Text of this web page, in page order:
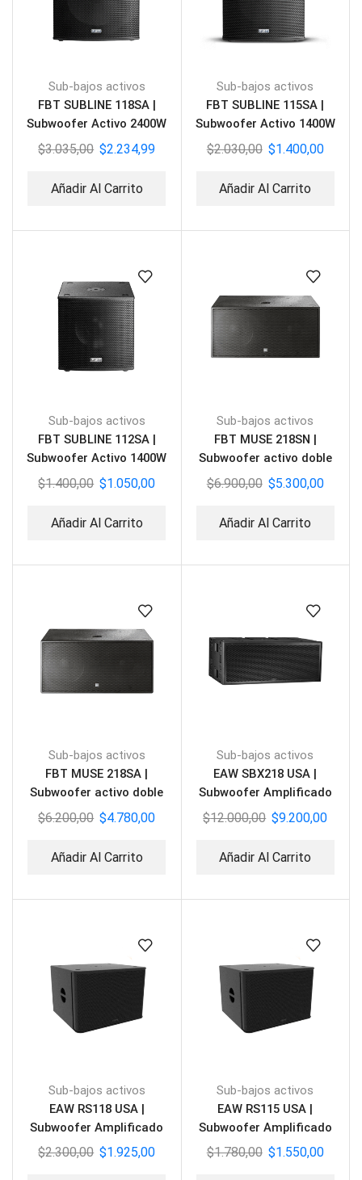
Sub-bajos activos
FBT SUBLINE 118SA |
Subwoofer Activo 2400W
$3.035,00 $2.234,99
Añadir Al Carrito
Sub-bajos activos
FBT SUBLINE 115SA |
Subwoofer Activo 1400W
$2.030,00 $1.400,00
Añadir Al Carrito
Sub-bajos activos
FBT SUBLINE 112SA |
Subwoofer Activo 1400W
$1.400,00 $1.050,00
Añadir Al Carrito
Sub-bajos activos
FBT MUSE 218SN |
Subwoofer activo doble
$6.900,00 $5.300,00
Añadir Al Carrito
Sub-bajos activos
FBT MUSE 218SA |
Subwoofer activo doble
$6.200,00 $4.780,00
Añadir Al Carrito
Sub-bajos activos
EAW SBX218 USA |
Subwoofer Amplificado
2X18″
$12.000,00 $9.200,00
Añadir Al Carrito
Sub-bajos activos
EAW RS118 USA |
Subwoofer Amplificado
1500W
$2.300,00 $1.925,00
Sub-bajos activos
EAW RS115 USA |
Subwoofer Amplificado
1500W
$1.780,00 $1.550,00